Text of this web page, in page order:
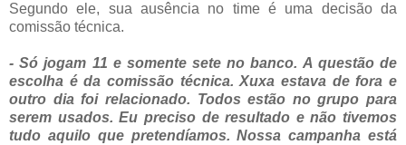
Segundo ele, sua ausência no time é uma decisão da
comissão técnica.
- Só jogam 11 e somente sete no banco. A questão de
escolha é da comissão técnica. Xuxa estava de fora e
outro dia foi relacionado. Todos estão no grupo para
serem usados. Eu preciso de resultado e não tivemos
tudo aquilo que pretendíamos. Nossa campanha está